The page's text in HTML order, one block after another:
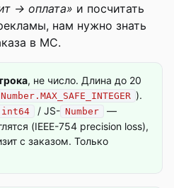
→ оплата» и посчитать
нам нужно знать
в МС.
, не число. Длина до 20
Number.MAX_SAFE_INTEGER ).
int64 / JS- Number
—
(IEEE-754 precision loss),
с заказом. Только